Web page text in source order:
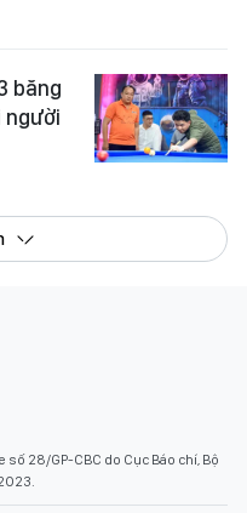
băng
người
28/GP-CBC do Cục Báo chí, Bộ